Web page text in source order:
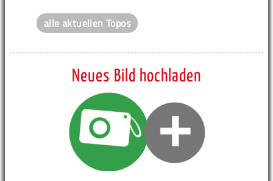
alle aktuellen Topos
Neues Bild hochladen